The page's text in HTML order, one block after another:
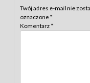
Twój adres e-mail nie
oznaczone*
Komentarz *